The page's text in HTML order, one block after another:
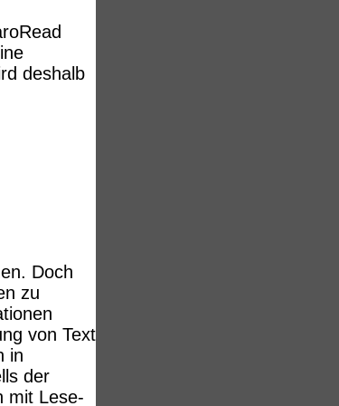
deshalb
Doch
zu
von Text
in
der
mit Lese-